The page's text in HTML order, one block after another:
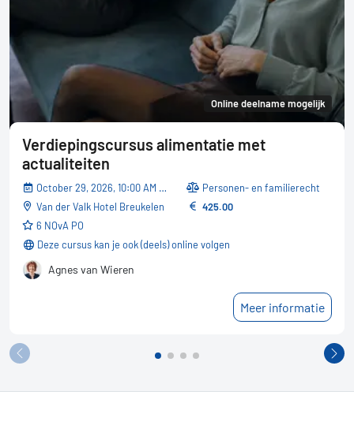
Online deelname mogelijk
Verdiepingscursus alimentatie met
actualiteiten
October 29, 2026, 10:00 AM - 05:30 PM
Van der Valk Hotel Breukelen
6 NOvA PO
Personen- en familierecht
425.00
Deze cursus kan je ook (deels) online volgen
Agnes van Wieren
Meer informatie